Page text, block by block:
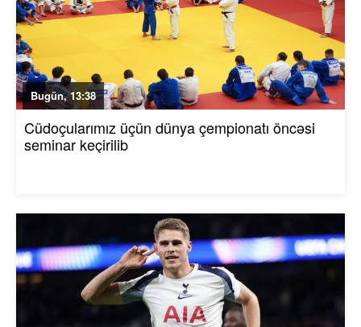
Bugün, 13:38
Cüdoçularımız üçün dünya çempionatı öncəsi
seminar keçirilib